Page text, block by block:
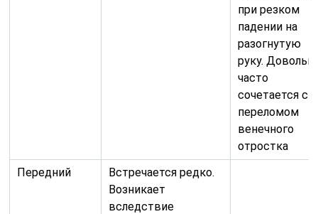
при резком
падении на
разогнутую
руку.
часто
сочетается с
переломом
венечного
отростка
Передний
Встречается редко.
Возникает
вследствие